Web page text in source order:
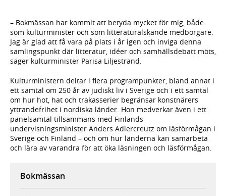
– Bokmässan har kommit att betyda mycket för mig, både
som kulturminister och som litteraturälskande medborgare.
Jag är glad att få vara på plats i år igen och inviga denna
samlingspunkt där litteratur, idéer och samhällsdebatt möts,
säger kulturminister Parisa Liljestrand.
Kulturministern deltar i flera programpunkter, bland annat i
ett samtal om 250 år av judiskt liv i Sverige och i ett samtal
om hur hot, hat och trakasserier begränsar konstnärers
yttrandefrihet i nordiska länder. Hon medverkar även i ett
panelsamtal tillsammans med Finlands
undervisningsminister Anders Adlercreutz om läsförmågan i
Sverige och Finland – och om hur länderna kan samarbeta
och lära av varandra för att öka läsningen och läsförmågan.
Bokmässan